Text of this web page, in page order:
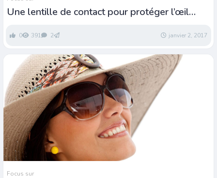
Une lentille de contact pour protéger l’œil
0 391 2 janvier 2, 2017
Focus sur